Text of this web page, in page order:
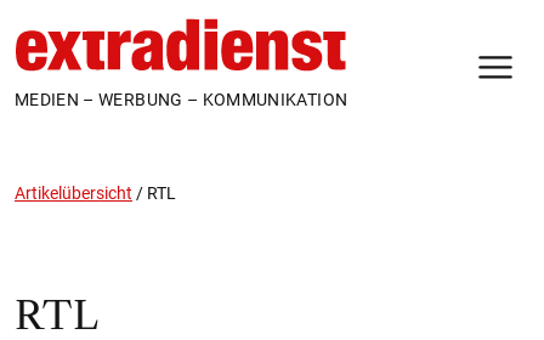
MEDIEN – WERBUNG – KOMMUNIKATION
Artikelübersicht / RTL
RTL